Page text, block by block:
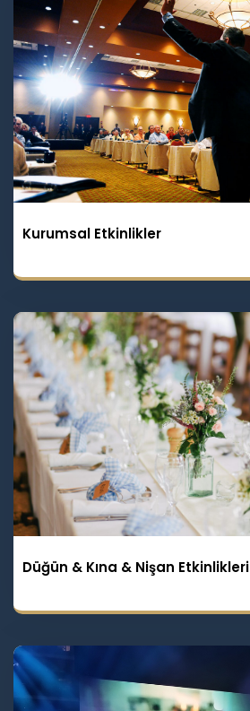
Kurumsal Etkinlikler
Düğün & Kına & Nişan Etkinlikleri